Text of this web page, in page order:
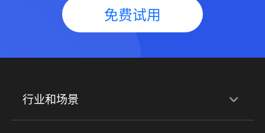
免费试用
行业和场景